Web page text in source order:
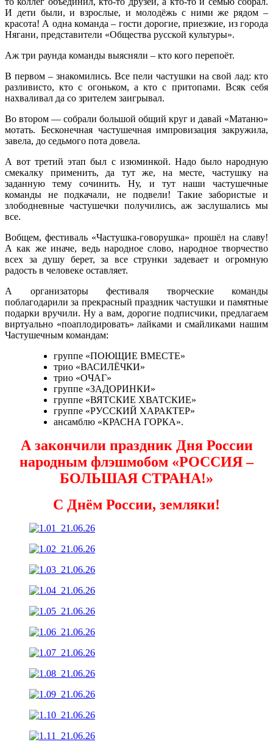
И дети были, и взрослые, и молодёжь с ними же рядом –
красота! А одна команда – гости дорогие, приезжие, из города
Нягани, представители «Общества русской культуры».
Аж три раунда команды выясняли – кто кого перепоёт.
В первом – знакомились. Все пели частушки на свой лад: кто
разливисто, кто с огоньком, а кто с притопами. Всяк себя
нахваливал да со зрителем заигрывал.
Во втором — собрали большой общий круг и давай «Матаню»
мотать. Бесконечная частушечная импровизация закружила,
завела, до седьмого пота довела.
А вот третий этап был с изюминкой. Надо было народную
смекалку применить, да тут же, на месте, частушку на
заданную тему сочинить. Ну, и тут наши частушечные
команды не подкачали, не подвели! Такие забористые и
злободневные частушечки получились, аж заслушались мы
все.
Вобщем, фестиваль «Частушка-говорушка» прошёл на славу!
А как же иначе, ведь народное слово, народное творчество
всех за душу берет, за все струнки задевает и огромную
радость в человеке оставляет.
А организаторы фестиваля творческие команды
поблагодарили за прекрасный праздник частушки и памятные
подарки вручили. Ну а вам, дорогие подписчики, предлагаем
виртуально «поаплодировать» лайками и смайликами нашим
Частушечным командам:
группе «ПОЮЩИЕ ВМЕСТЕ»
трио «ВАСИЛЁЧКИ»
трио «ОЧАГ»
группе «ЗАДОРИНКИ»
группе «ВЯТСКИЕ ХВАТСКИЕ»
группе «РУССКИЙ ХАРАКТЕР»
ансамблю «КРАСНА ГОРКА».
А закончили праздник Дня России
народным флэшмобом «РОССИЯ –
БОЛЬШАЯ СТРАНА!»
С Днём России, земляки!